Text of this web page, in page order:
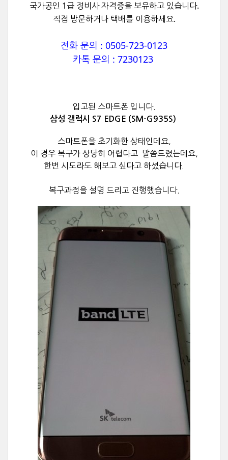
국가공인 1급 정비사 자격증을 보유하고 있습니다.
직접 방문하거나 택배를 이용하세요.
전화 문의 : 0505-723-0123
카톡 문의 : 7230123
입고된 스마트폰 입니다.
삼성 갤럭시 S7 EDGE (SM-G935S)
스마트폰을 초기화한 상태인데요,
이 경우 복구가 상당히 어렵다고
말씀드렸는데요,
한번 시도라도 해보고 싶다고 하셨습니다.
복구과정을 설명 드리고 진행했습니다.